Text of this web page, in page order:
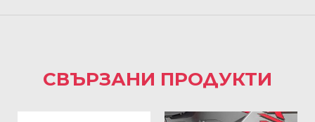
СВЪРЗАНИ ПРОДУКТИ